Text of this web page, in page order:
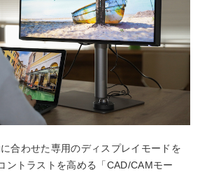
合わせた専用のディスプレイモードを
ントラストを高める「CAD/CAMモー